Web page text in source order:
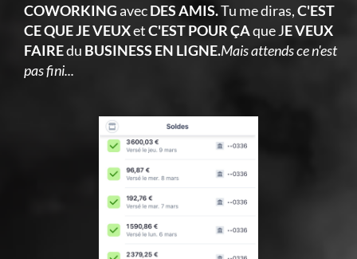
COWORKINGavecDES AMIS.Tu me diras,C'EST
CE QUE JE VEUXetC'EST POUR ÇAque JE VEUX
FAIREdu BUSINESS EN LIGNE.Mais attends ce n'est
pas fini...